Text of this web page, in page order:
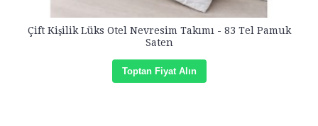
Çift Kişilik Lüks Otel Nevresim Takımı - 83 Tel Pamuk
Saten
Toptan Fiyat Alın